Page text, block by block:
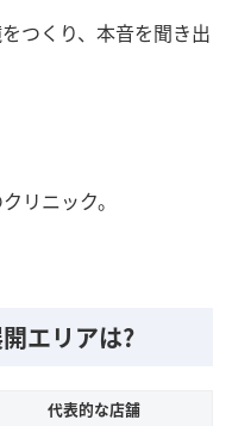
つくり、本音を聞き出
リニック。
エリアは?
代表的な店舗